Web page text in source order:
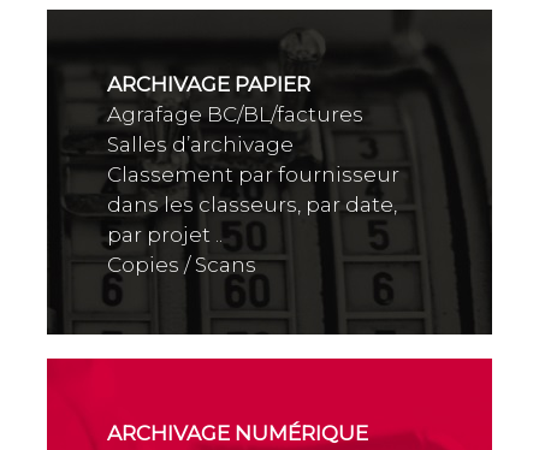
ARCHIVAGE PAPIER
Agrafage BC/BL/factures
Salles d’archivage
Classement par fournisseur
dans les classeurs, par date,
par projet ..
Copies / Scans
ARCHIVAGE NUMÉRIQUE